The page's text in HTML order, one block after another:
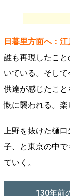
日暮里方面へ：
誰も再現したこ
いている。そし
供達が感じたこ
慨に襲われる。楽
上野を抜けた樋
子、と東京の中で
ていく。